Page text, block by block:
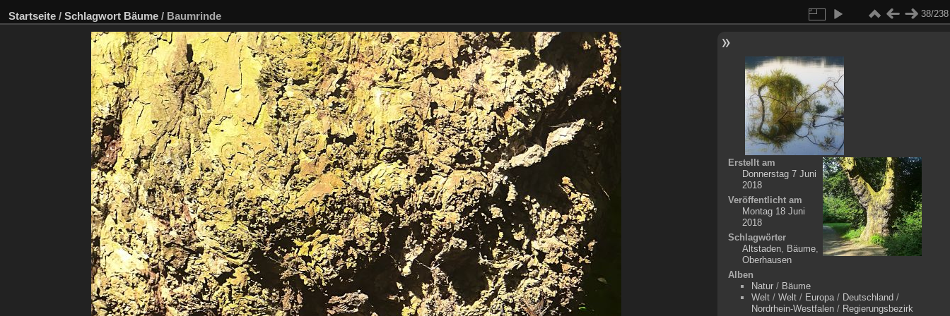
Startseite / Schlagwort Bäume / Baumrinde 38/238
Erstellt am
Donnerstag 7 Juni
2018
Veröffentlicht am
Montag 18 Juni
2018
Schlagwörter
Altstaden, Bäume,
Oberhausen
Alben
Natur/ Bäume
Welt/ Welt/ Europa/ Deutschland /
Nordrhein-Westfalen/ Regierungsbezirk